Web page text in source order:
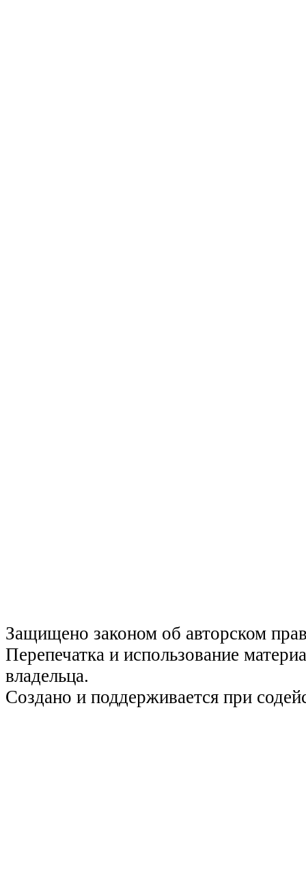
Защищено законом об авторском
Перепечатка и использование
владельца.
Создано и поддерживается при